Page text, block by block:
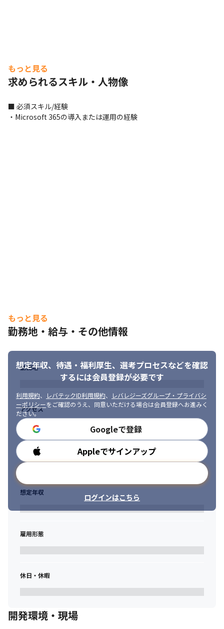
スキルを伸ばし、活躍できる環境です。
もっと見る
求められるスキル・人物像
■ 必須スキル/経験
・Microsoft 365の導入または運用の経験
もっと見る
勤務地・給与・その他情報
想定年収、待遇・福利厚生、 選考プロセスなどを確認
するには会員登録が必要です
利用規約、 レバテックID利用規約、
レバレジーズグループ・プライバシ
ーポリシーをご確認のうえ、同意いただける場合は会員登録へお進みく
ださい。
Googleで登録
Appleでサインアップ
ログインはこちら
勤務地
アクセス
勤務時間
想定年収
雇用形態
休日・休暇
開発環境・現場